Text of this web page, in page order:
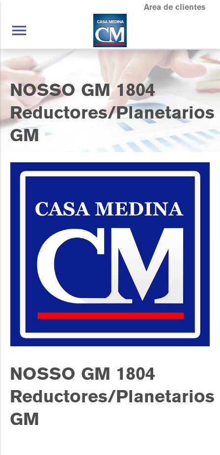
Area de clientes
menu
NOSSO GM 1804
Reductores/Planetarios
GM
NOSSO GM 1804
Reductores/Planetarios
GM